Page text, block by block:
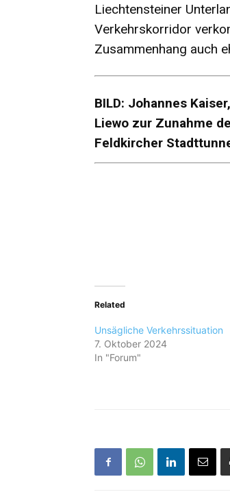
Liechtensteiner
Verkehrskorridor
Zusammenhang auch
BILD: Johannes
Liewo zur Zunahme
Feldkircher
Related
Unsägliche Verkehrssituation
7. Oktober 2024
In "Forum"